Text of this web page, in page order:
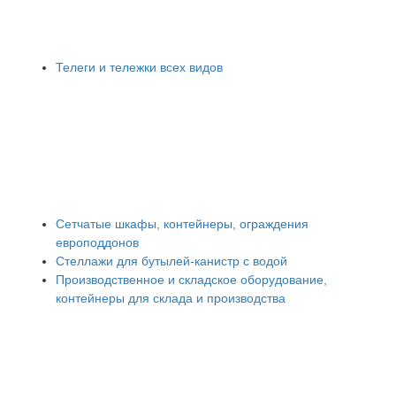
Телеги и тележки всех видов
Сетчатые шкафы, контейнеры, ограждения
европоддонов
Стеллажи для бутылей-канистр с водой
Производственное и складское оборудование,
контейнеры для склада и производства